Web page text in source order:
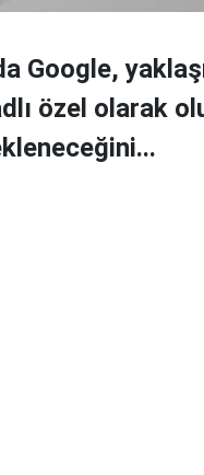
Google,
özel olarak